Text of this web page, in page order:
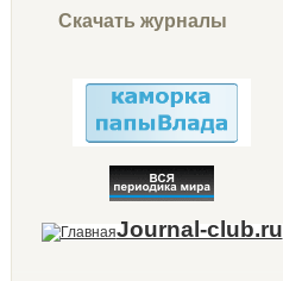
Скачать журналы
Journal-club.ru